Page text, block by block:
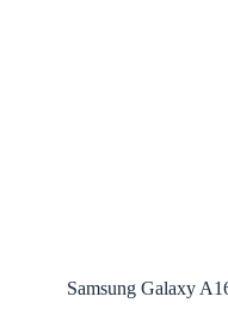
Samsung Galaxy